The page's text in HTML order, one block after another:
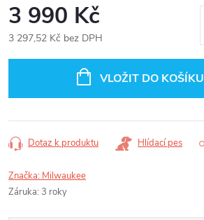
3 990 Kč
3 297,52 Kč bez DPH
VLOŽIT DO KOŠÍKU
Dotaz k produktu Hlídací pes
Značka: Milwaukee
Záruka: 3 roky